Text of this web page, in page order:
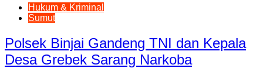
Hukum & Kriminal
Sumut
Polsek Binjai Gandeng TNI dan Kepala
Desa Grebek Sarang Narkoba